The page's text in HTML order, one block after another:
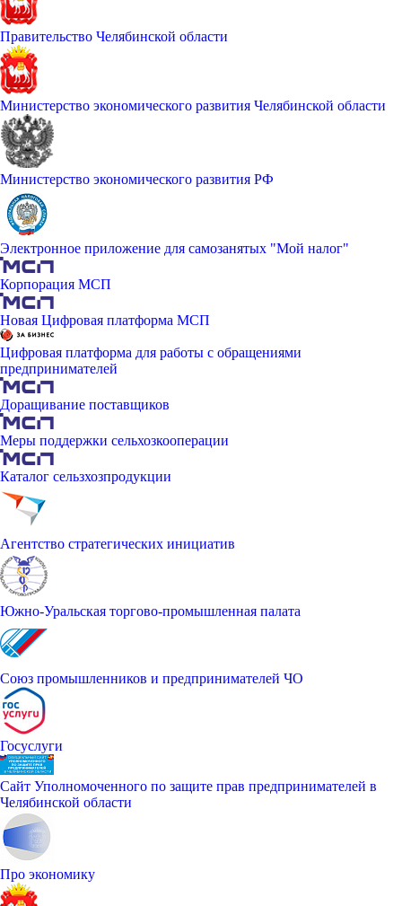
Правительство Челябинской области
Министерство экономического развития Челябинской области
Министерство экономического развития РФ
Электронное приложение для самозанятых "Мой налог"
Корпорация МСП
Новая Цифровая платформа МСП
Цифровая платформа для работы с обращениями
предпринимателей
Доращивание поставщиков
Меры поддержки сельхозкооперации
Каталог сельзхозпродукции
Агентство стратегических инициатив
Южно-Уральская торгово-промышленная палата
Союз промышленников и предпринимателей ЧО
Госуслуги
Сайт Уполномоченного по защите прав предпринимателей в
Челябинской области
Про экономику